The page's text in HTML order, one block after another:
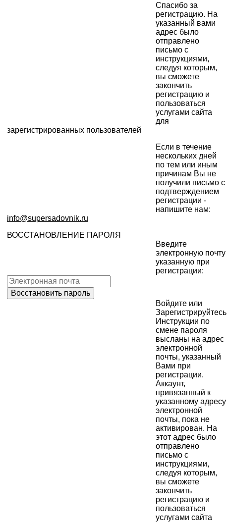
Спасибо за
регистрацию. На
указанный вами
адрес было
отправлено
письмо с
инструкциями,
следуя которым,
вы сможете
закончить
регистрацию и
пользоваться
услугами сайта
для
зарегистрированных пользователей
Если в течение
нескольких дней
по тем или иным
причинам Вы не
получили письмо с
подтверждением
регистрации -
напишите нам:
info@supersadovnik.ru
ВОССТАНОВЛЕНИЕ ПАРОЛЯ
Введите
электронную почту
указанную при
регистрации:
Войдите или
Зарегистрируйтесь
Инструкции по
смене пароля
высланы на адрес
электронной
почты, указанный
Вами при
регистрации.
Аккаунт,
привязанный к
указанному адресу
электронной
почты, пока не
активирован. На
этот адрес было
отправлено
письмо с
инструкциями,
следуя которым,
вы сможете
закончить
регистрацию и
пользоваться
услугами сайта